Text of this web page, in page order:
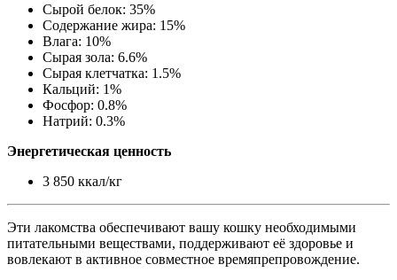
Сырой белок: 35%
Содержание жира: 15%
Влага: 10%
Сырая зола: 6.6%
Сырая клетчатка: 1.5%
Кальций: 1%
Фосфор: 0.8%
Натрий: 0.3%
Энергетическая ценность
3 850 ккал/кг
Эти лакомства обеспечивают вашу кошку необходимыми
питательными веществами, поддерживают её здоровье и
вовлекают в активное совместное времяпрепровождение.